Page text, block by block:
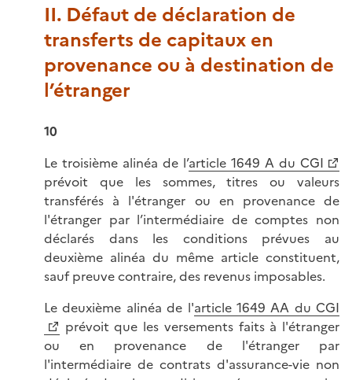
II. Défaut de déclaration de
transferts de capitaux en
provenance ou à destination de
l’étranger
10
Le troisième alinéa de l’article 1649 A du CGI
prévoit que les sommes, titres ou valeurs
transférés à l'étranger ou en provenance de
l'étranger par l’intermédiaire de comptes non
déclarés dans les conditions prévues au
deuxième alinéa du même article constituent,
sauf preuve contraire, des revenus imposables.
Le deuxième alinéa de l'article 1649 AA du CGI
prévoit que les versements faits à l'étranger
ou en provenance de l'étranger par
l'intermédiaire de contrats d'assurance-vie non